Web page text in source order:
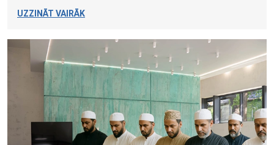
UZZINĀT VAIRĀK